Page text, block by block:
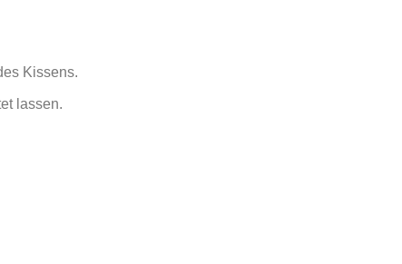
Kissens.
lassen.